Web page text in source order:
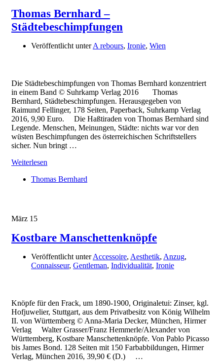
Thomas Bernhard –
Städtebeschimpfungen
Veröffentlicht unterA rebours, Ironie, Wien
Die Städtebeschimpfungen von Thomas Bernhard konzentriert
in einem Band © Suhrkamp Verlag 2016 Thomas
Bernhard, Städtebeschimpfungen. Herausgegeben von
Raimund Fellinger, 178 Seiten, Paperback, Suhrkamp Verlag
2016, 9,90 Euro. Die Haßtiraden von Thomas Bernhard sind
Legende. Menschen, Meinungen, Städte: nichts war vor den
wüsten Beschimpfungen des österreichischen Schriftstellers
sicher. Nun bringt …
Weiterlesen
Thomas Bernhard
März 15
Kostbare Manschettenknöpfe
Veröffentlicht unterAccessoire, Aesthetik, Anzug,
Connaisseur, Gentleman, Individualität, Ironie
Knöpfe für den Frack, um 1890-1900, Originaletui: Zinser, kgl.
Hofjuwelier, Stuttgart, aus dem Privatbesitz von König Wilhelm
II. von Württemberg © Anna-Maria Decker, München, Hirmer
Verlag Walter Grasser/Franz Hemmerle/Alexander von
Württemberg, Kostbare Manschettenknöpfe. Von Pablo Picasso
bis James Bond. 128 Seiten mit 150 Farbabbildungen, Hirmer
Verlag, München 2016, 39,90 € (D.) …